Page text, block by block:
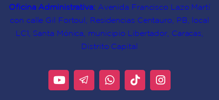
Oficina Administrativa: Avenida Francisco Lazo Martí
con calle Gil Fortoul, Residencias Centauro, PB, local
LC1, Santa Mónica, municipio Libertador, Caracas,
Distrito Capital